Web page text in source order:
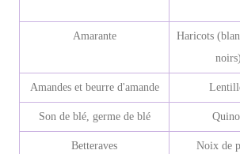
Amarante
Haricots
noirs)
Amandes et beurre d'amande
Son de blé, germe de blé
Betteraves Noix de